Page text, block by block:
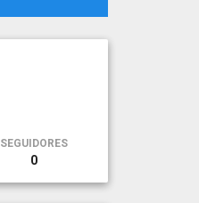
SEGUIDORES
0